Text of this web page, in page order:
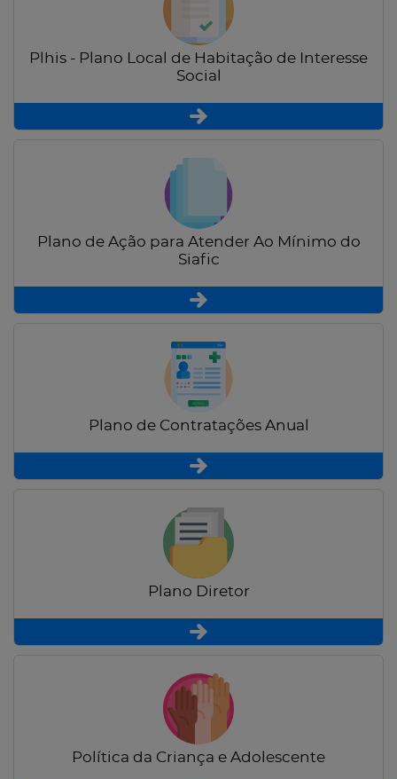
Plhis - Plano Local de Habitação de Interesse
Social
Plano de Ação para Atender Ao Mínimo do
Siafic
Plano de Contratações Anual
Plano Diretor
Política da Criança e Adolescente